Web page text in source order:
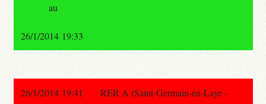
au
26/1/2014 19:33
26/1/2014 19:41
RER A (Saint-Germain-en-Laye -